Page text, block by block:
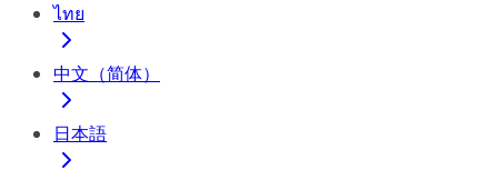
ไทย
中文（简体）
日本語